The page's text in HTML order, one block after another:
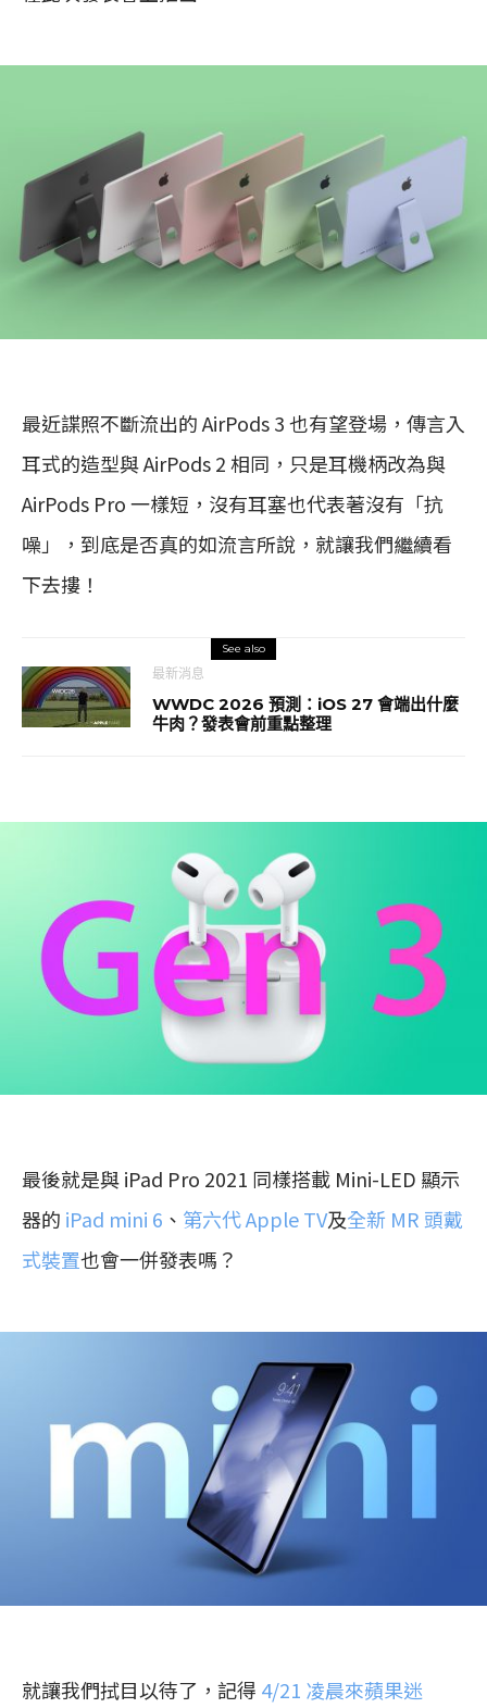
最近諜照不斷流出的 AirPods 3 也有望登場，傳言入
耳式的造型與 AirPods 2 相同，只是耳機柄改為與
AirPods Pro 一樣短，沒有耳塞也代表著沒有「抗
噪」，到底是否真的如流言所說，就讓我們繼續看
下去摟！
See also
最新消息
WWDC 2026 預測：iOS 27 會端出什麼
牛肉？發表會前重點整理
最後就是與 iPad Pro 2021 同樣搭載 Mini-LED 顯示
器的 iPad mini 6 、 第六代 Apple TV及全新 MR 頭戴
式裝置也會一併發表嗎？
就讓我們拭目以待了，記得 4/21 凌晨來蘋果迷